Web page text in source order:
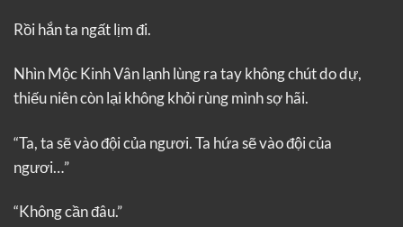
Rồi hắn ta ngất lịm đi.
Nhìn Mộc Kinh Vân lạnh lùng ra tay không chút do dự,
thiếu niên còn lại không khỏi rùng mình sợ hãi.
“Ta, ta sẽ vào đội của ngươi. Ta hứa sẽ vào đội của
ngươi…”
“Không cần đâu.”